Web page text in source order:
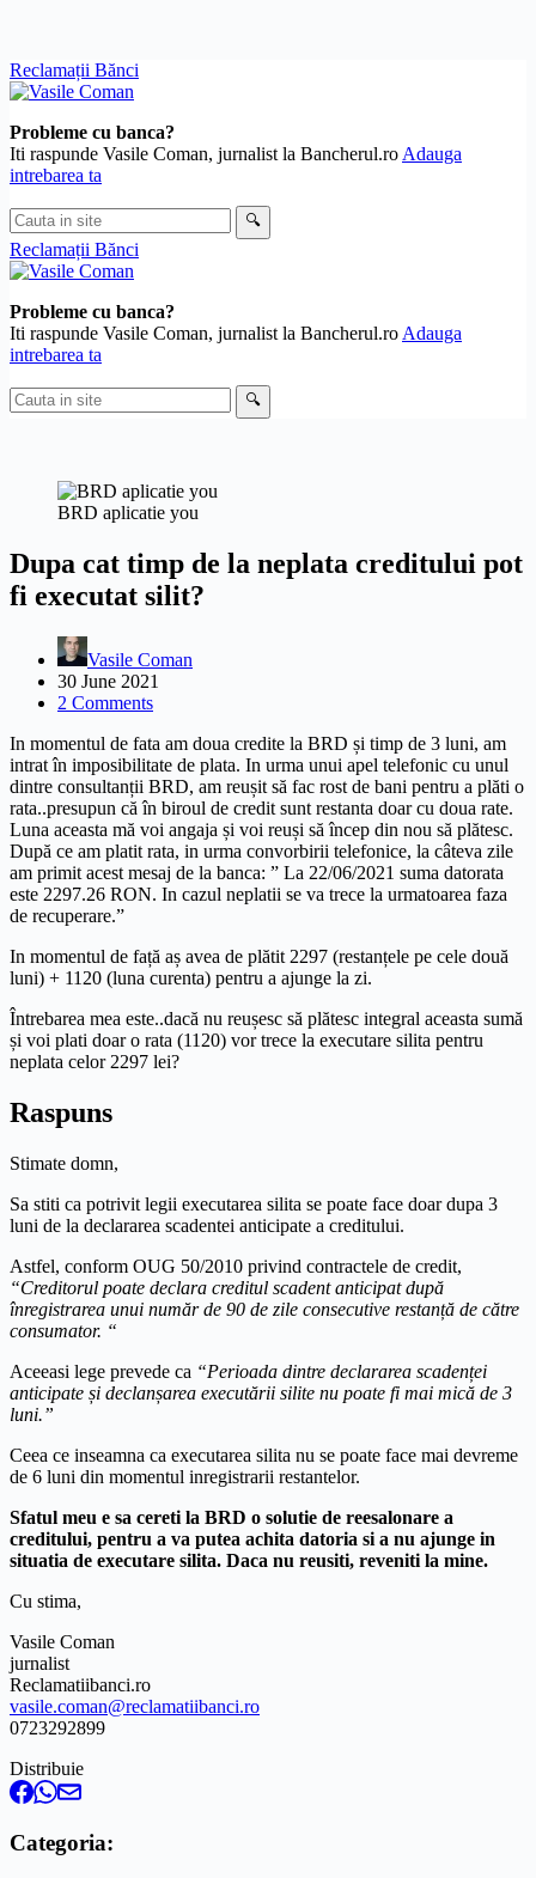
Skip
to
Reclamații Bănci
Probleme cu banca?
Iti raspunde Vasile Coman, jurnalist la Bancherul.ro Adauga
intrebarea ta
Cauta
in
site
🔍
Reclamații Bănci
Probleme cu banca?
Iti raspunde Vasile Coman, jurnalist la Bancherul.ro Adauga
intrebarea ta
Cauta
in
🔍
BRD aplicatie you
Dupa cat timp de la neplata creditului pot
fi executat silit?
Vasile Coman
30 June 2021
2 Comments
In momentul de fata am doua credite la BRD și timp de 3 luni, am
intrat în imposibilitate de plata. In urma unui apel telefonic cu unul
dintre consultanții BRD, am reușit să fac rost de bani pentru a plăti o
rata..presupun că în biroul de credit sunt restanta doar cu doua rate.
Luna aceasta mă voi angaja și voi reuși să încep din nou să plătesc.
După ce am platit rata, in urma convorbirii telefonice, la câteva zile
am primit acest mesaj de la banca: ” La 22/06/2021 suma datorata
este 2297.26 RON. In cazul neplatii se va trece la urmatoarea faza
de recuperare.”
In momentul de față aș avea de plătit 2297 (restanțele pe cele două
luni) + 1120 (luna curenta) pentru a ajunge la zi.
Întrebarea mea este..dacă nu reușesc să plătesc integral aceasta sumă
și voi plati doar o rata (1120) vor trece la executare silita pentru
neplata celor 2297 lei?
Raspuns
Stimate domn,
Sa stiti ca potrivit legii executarea silita se poate face doar dupa 3
luni de la declararea scadentei anticipate a creditului.
Astfel, conform OUG 50/2010 privind contractele de credit,
“Creditorul poate declara creditul scadent anticipat după
înregistrarea unui număr de 90 de zile consecutive restanță de către
consumator. “
Aceeasi lege prevede ca “Perioada dintre declararea scadenței
anticipate și declanșarea executării silite nu poate fi mai mică de 3
luni.”
Ceea ce inseamna ca executarea silita nu se poate face mai devreme
de 6 luni din momentul inregistrarii restantelor.
Sfatul meu e sa cereti la BRD o solutie de reesalonare a
creditului, pentru a va putea achita datoria si a nu ajunge in
situatia de executare silita. Daca nu reusiti, reveniti la mine.
Cu stima,
Vasile Coman
jurnalist
Reclamatiibanci.ro
vasile.coman@reclamatiibanci.ro
0723292899
Distribuie
Categoria: